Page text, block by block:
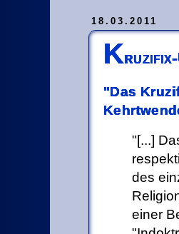
18.03.2011
K
Das
[...]
des
einer